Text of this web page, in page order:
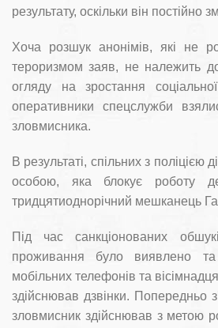
результату, оскільки він постійно
Хоча розшук анонімів, які не
тероризмом заяв, не належить
огляду на зростання
оперативники спецслужби
зловмисника.
В результаті, спільних з поліцією
особою, яка блокує роботу
тридцятиоднорічний мешканець
Під час санкціонованих
проживання було виявлено та
мобільних телефонів та
здійснював дзвінки. Попередньо
зловмисник здійснював з метою